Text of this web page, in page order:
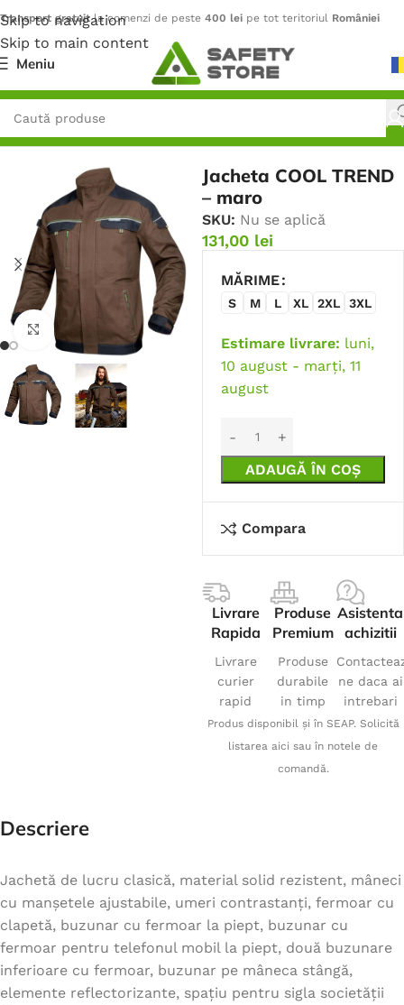
Skip to navigation
Skip to main content
Transport gratuitla comenzi de peste 400 lei pe tot teritoriul României
Meniu
Prima pagină/ Îmbrăcăminte
Faceți click pentru a mări
Jacheta COOL TREND
– maro
SKU: Nu se aplică
131,00 lei
MĂRIME
S M L XL 2XL 3XL
Estimare livrare: luni,
10 august - marți, 11
august
ADAUGĂ ÎN COȘ
Compara
Livrare
Rapida
Livrare
curier
rapid
Produse
Premium
Produse
durabile
in timp
Asistenta
achizitii
ne daca ai
intrebari
Produs disponibil și în SEAP. Solicită
listarea aici sau în notele de
comandă.
Descriere
Jachetă de lucru clasică, material solid rezistent, mâneci
cu manșetele ajustabile, umeri contrastanți, fermoar cu
clapetă, buzunar cu fermoar la piept, buzunar cu
fermoar pentru telefonul mobil la piept, două buzunare
inferioare cu fermoar, buzunar pe mâneca stângă,
elemente reflectorizante, spațiu pentru sigla societății